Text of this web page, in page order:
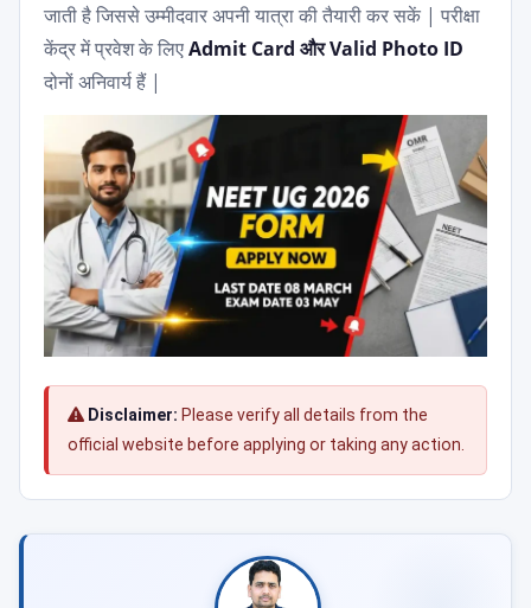
जाती है जिससे उम्मीदवार अपनी यात्रा की तैयारी कर सकें | परीक्षा
केंद्र में प्रवेश के लिएAdmit Card और Valid Photo ID
दोनों अनिवार्य हैं |
Disclaimer: Please verify all details from the
official website before applying or taking any action.